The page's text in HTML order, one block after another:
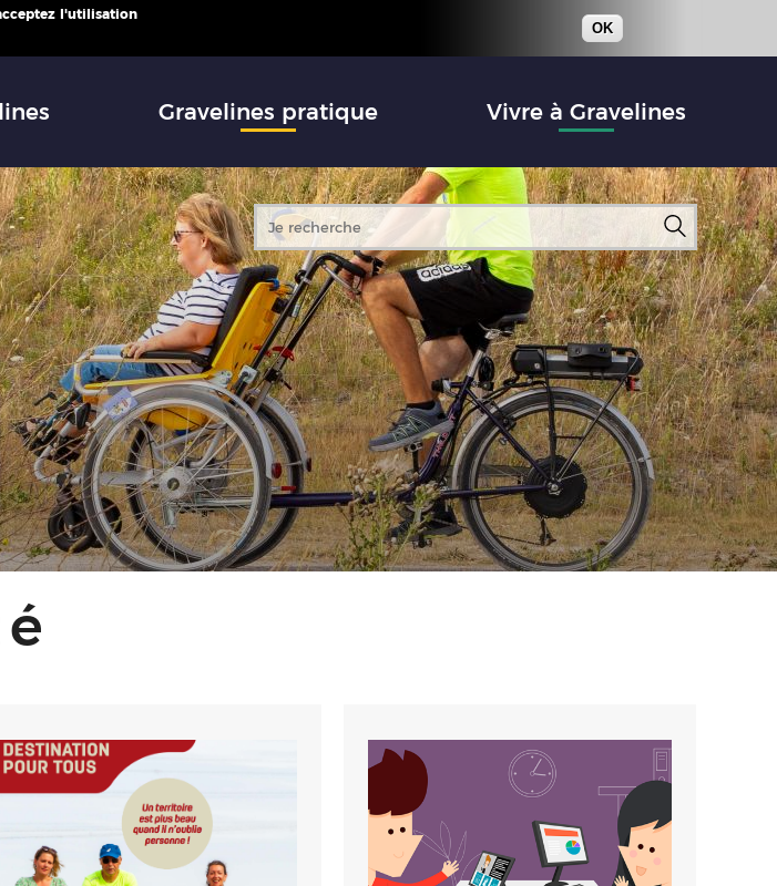
l'utilisation
OK
Gravelines pratique Vivre à Gravelines